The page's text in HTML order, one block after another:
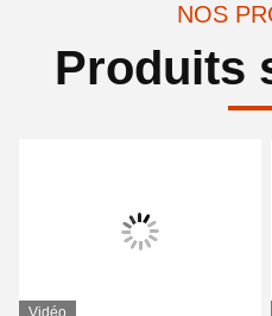
NOS
Produits
Vidéo